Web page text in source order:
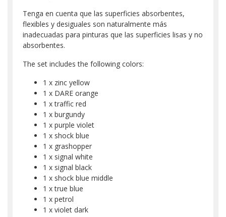
Tenga en cuenta que las superficies absorbentes,
flexibles y desiguales son naturalmente más
inadecuadas para pinturas que las superficies lisas y no
absorbentes.
The set includes the following colors:
1 x zinc yellow
1 x DARE orange
1 x traffic red
1 x burgundy
1 x purple violet
1 x shock blue
1 x grashopper
1 x signal white
1 x signal black
1 x shock blue middle
1 x true blue
1 x petrol
1 x violet dark